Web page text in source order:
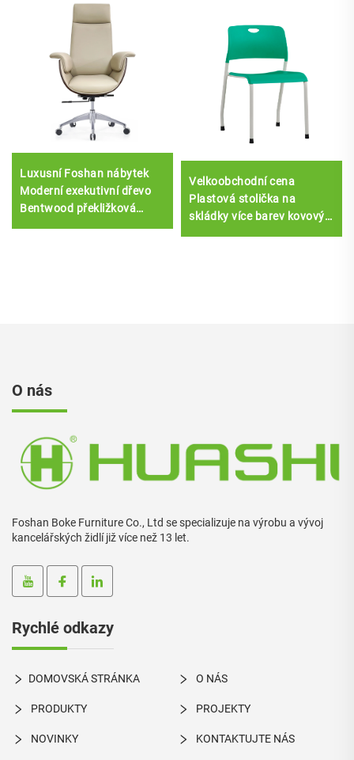
Luxusní Foshan nábytek
Moderní exekutivní dřevo
Bentwood překližková
Velkoobchodní cena
Plastová stolička na
skládky více barev kovový
O nás
Foshan Boke Furniture Co., Ltd se specializuje na výrobu a vývoj
kancelářských židlí již více než 13 let.
Rychlé odkazy
DOMOVSKÁ STRÁNKA O NÁS
PRODUKTY PROJEKTY
NOVINKY KONTAKTUJTE NÁS